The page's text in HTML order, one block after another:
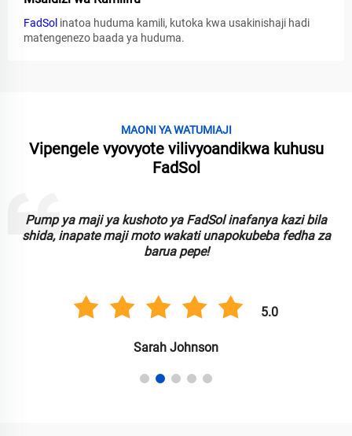
FadSol inatoa huduma kamili, kutoka kwa usakinishaji hadi
matengenezo baada ya huduma.
MAONI YA WATUMIAJI
Vipengele vyovyote vilivyoandikwa kuhusu
FadSol
Pump ya maji ya kushoto ya FadSol inafanya kazi bila
shida, inapate maji moto wakati unapokubeba fedha za
barua pepe!
5.0
Sarah Johnson